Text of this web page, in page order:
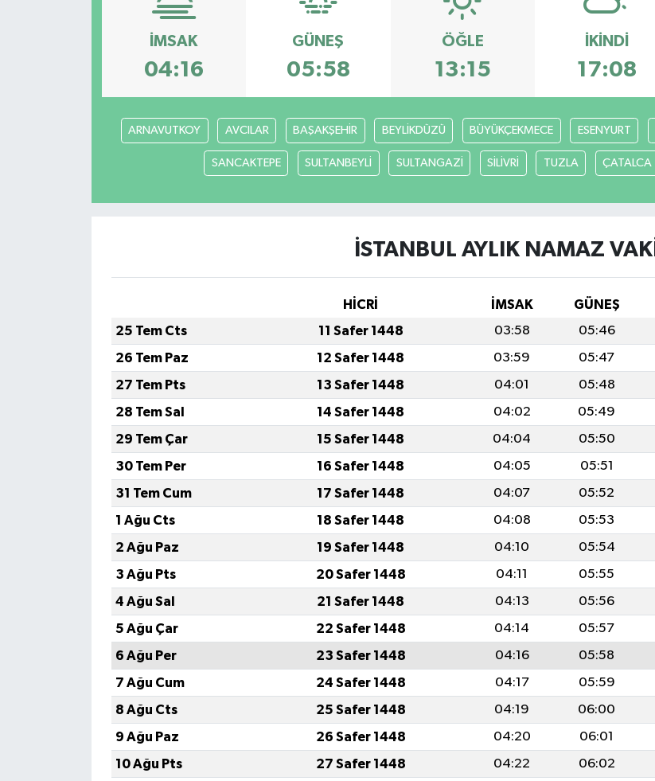
İMSAK
04:16
GÜNEŞ
05:58
ÖĞLE
13:15
İKINDI
17:08
ARNAVUTKOY AVCILAR BAŞAKŞEHİR BEYLİKDÜZÜ BÜYÜKÇEKMECE ESENYURT
SANCAKTEPE SULTANBEYLİ SULTANGAZİ SİLİVRİ TUZLA ÇATALCA
İSTANBUL AYLIK NAMAZ
HİCRİ İMSAK GÜNEŞ
25 Tem Cts
11 Safer 1448 03:58 05:46
26 Tem Paz
12 Safer 1448 03:59 05:47
27 Tem Pts
13 Safer 1448 04:01 05:48
28 Tem Sal
14 Safer 1448 04:02 05:49
29 Tem Çar
15 Safer 1448 04:04 05:50
30 Tem Per
16 Safer 1448 04:05 05:51
31 Tem Cum
17 Safer 1448 04:07 05:52
1 Ağu Cts
18 Safer 1448 04:08 05:53
2 Ağu Paz
19 Safer 1448 04:10 05:54
3 Ağu Pts
20 Safer 1448 04:11 05:55
4 Ağu Sal
21 Safer 1448 04:13 05:56
5 Ağu Çar
22 Safer 1448 04:14 05:57
6 Ağu Per
23 Safer 1448 04:16 05:58
7 Ağu Cum
24 Safer 1448 04:17 05:59
8 Ağu Cts
25 Safer 1448 04:19 06:00
9 Ağu Paz
26 Safer 1448 04:20 06:01
10 Ağu Pts
27 Safer 1448 04:22 06:02